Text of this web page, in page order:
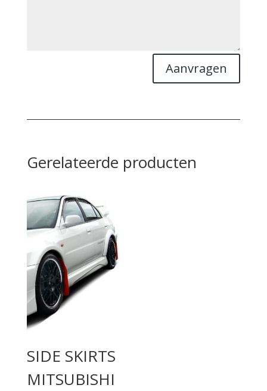
Aanvragen
Gerelateerde producten
SIDE SKIRTS
MITSUBISHI